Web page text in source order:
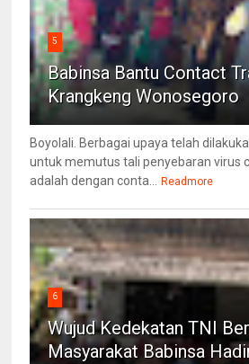
5
Babinsa Bantu Contact
Krangkeng Wonosegoro
Boyolali. Berbagai upaya telah
untuk memutus tali penyebaran virus
adalah dengan conta... Readmore
6
Wujud Kedekatan TNI
Masyarakat Babinsa